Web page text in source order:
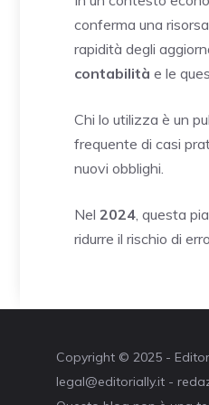
conferma una
rapidità degli
contabilità e le
Chi lo utilizza è un
frequente di casi
nuovi obblighi.
Nel 2024 , questa
ridurre il rischio di
Copyright © 2025 -
legal@editorially.it -